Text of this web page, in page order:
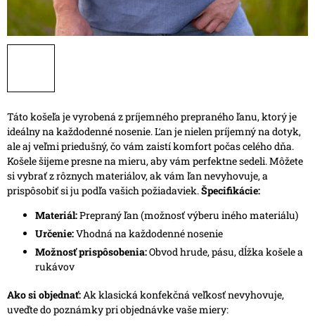
Táto košeľa je vyrobená z príjemného prepraného ľanu, ktorý je
ideálny na každodenné nosenie. Ľan je nielen príjemný na dotyk,
ale aj veľmi priedušný, čo vám zaistí komfort počas celého dňa.
Košele šijeme presne na mieru, aby vám perfektne sedeli. Môžete
si vybrať z rôznych materiálov, ak vám ľan nevyhovuje, a
prispôsobiť si ju podľa vašich požiadaviek.Špecifikácie:
Materiál:Prepraný ľan (možnosť výberu iného materiálu)
Určenie:Vhodná na každodenné nosenie
Možnosť prispôsobenia:Obvod hrude, pásu, dĺžka košele a
rukávov
Ako si objednať: Ak klasická konfekčná veľkosť nevyhovuje,
uveďte do poznámky pri objednávke vaše miery: